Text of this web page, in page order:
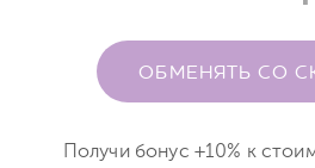
ОБМЕНЯТЬ СО
Получи бонус +10% к